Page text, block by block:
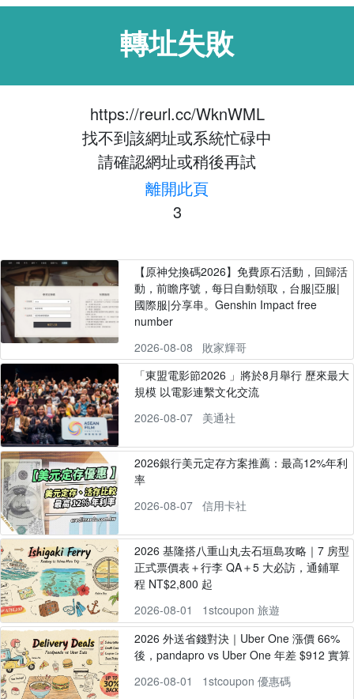
轉址失敗
https://reurl.cc/WknWML
找不到該網址或系統忙碌中
請確認網址或稍後再試
離開此頁
3
【原神兌換碼2026】免費原石活動，回歸活
動，前瞻序號，每日自動領取，台服|亞服|
國際服|分享串。Genshin Impact free
number
2026-08-08
敗家輝哥
「東盟電影節2026 」將於8月舉行 歷來最大
規模 以電影連繫文化交流
2026-08-07
美通社
2026銀行美元定存方案推薦：最高12%年利
率
2026-08-07
信用卡社
2026 基隆搭八重山丸去石垣島攻略｜7 房型
正式票價表＋行李 QA＋5 大必訪，通鋪單
程 NT$2,800 起
2026-08-01
1stcoupon 旅遊
2026 外送省錢對決｜Uber One 漲價 66%
後，pandapro vs Uber One 年差 $912 實算
2026-08-01
1stcoupon 優惠碼